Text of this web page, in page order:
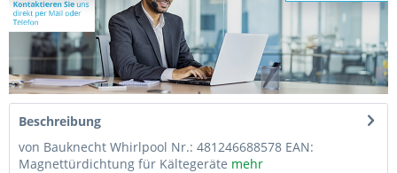
Beschreibung
von Bauknecht Whirlpool Nr.: 481246688578 EAN:
Magnettürdichtung für Kältegeräte mehr